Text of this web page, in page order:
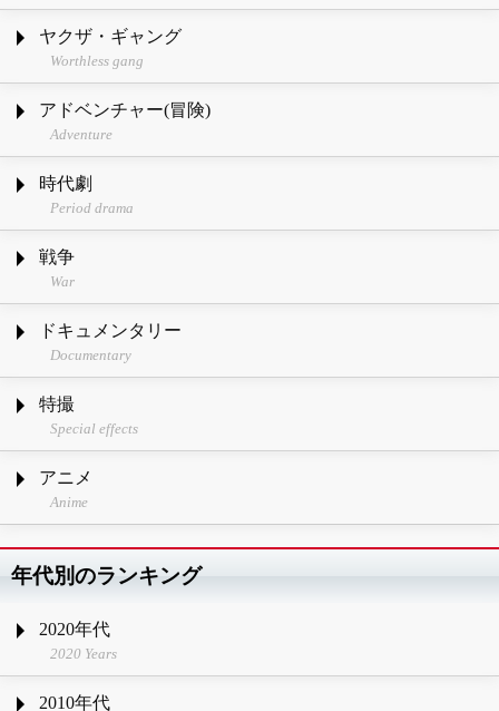
ヤクザ・ギャング
Worthless gang
アドベンチャー(冒険)
Adventure
時代劇
Period drama
戦争
War
ドキュメンタリー
Documentary
特撮
Special effects
アニメ
Anime
年代別のランキング
2020年代
2020 Years
2010年代